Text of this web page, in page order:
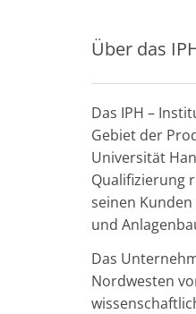
Über das
Das IPH –
Gebiet der
Universität
Qualifizierung
seinen
und
Das
Nordwesten